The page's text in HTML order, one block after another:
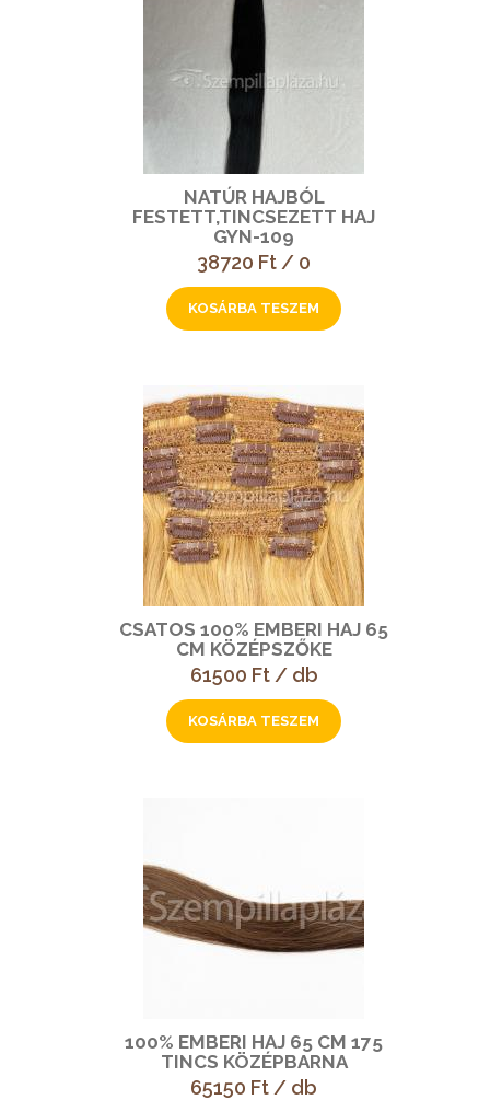
NATÚR HAJBÓL
FESTETT,TINCSEZETT HAJ
GYN-109
38720 Ft / 0
CSATOS 100% EMBERI HAJ 65
CM KÖZÉPSZŐKE
61500 Ft / db
100% EMBERI HAJ 65 CM 175
TINCS KÖZÉPBARNA
65150 Ft / db